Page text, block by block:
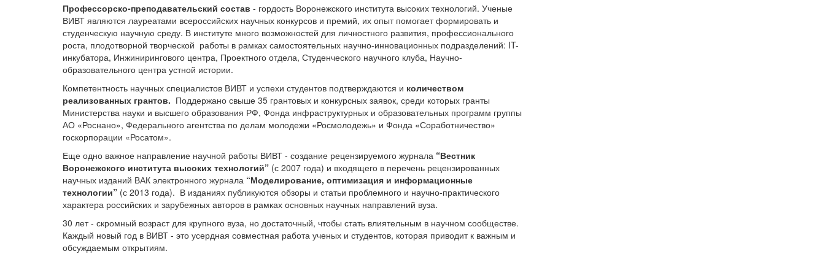
Профессорско-преподавательский состав - гордость Воронежского института высоких технологий. Ученые
ВИВТ являются лауреатами всероссийских научных конкурсов и премий, их опыт помогает формировать и
студенческую научную среду. В институте много возможностей для личностного развития, профессионального
роста, плодотворной творческой работы в рамках самостоятельных научно-инновационных подразделений: IT-
инкубатора, Инжинирингового центра, Проектного отдела, Студенческого научного клуба, Научно-
образовательного центра устной истории.
Компетентность научных специалистов ВИВТ и успехи студентов подтверждаются и количеством
реализованных грантов. Поддержано свыше 35 грантовых и конкурсных заявок, среди которых гранты
Министерства науки и высшего образования РФ, Фонда инфраструктурных и образовательных программ группы
АО «Роснано», Федерального агентства по делам молодежи «Росмолодежь» и Фонда «Соработничество»
госкорпорации «Росатом».
Еще одно важное направление научной работы ВИВТ - создание рецензируемого журнала “Вестник
Воронежского института высоких технологий” (с 2007 года) и входящего в перечень рецензированных
научных изданий ВАК электронного журнала “Моделирование, оптимизация и информационные
технологии” (с 2013 года). В изданиях публикуются обзоры и статьи проблемного и научно-практического
характера российских и зарубежных авторов в рамках основных научных направлений вуза.
30 лет - скромный возраст для крупного вуза, но достаточный, чтобы стать влиятельным в научном сообществе.
Каждый новый год в ВИВТ - это усердная совместная работа ученых и студентов, которая приводит к важным и
обсуждаемым открытиям.